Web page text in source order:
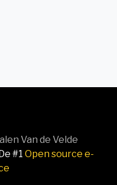
Van de Velde
#1Open source e-